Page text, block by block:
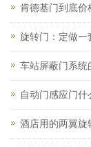
肯德基门到底价
旋转门：定做一
车站屏蔽门系统
自动门感应门什
酒店用的两翼旋